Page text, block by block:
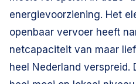
energievoorziening. Het
openbaar vervoer heeft
netcapaciteit van maar
heel Nederland